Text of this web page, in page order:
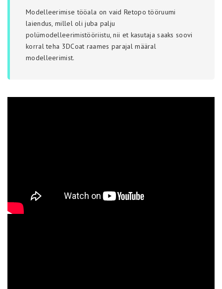
Modelleerimise tööala on vaid Retopo tööruumi
laiendus, millel oli juba palju
polümodelleerimistööriistu, nii et kasutaja saaks soovi
korral teha 3DCoat raames parajal määral
modelleerimist.